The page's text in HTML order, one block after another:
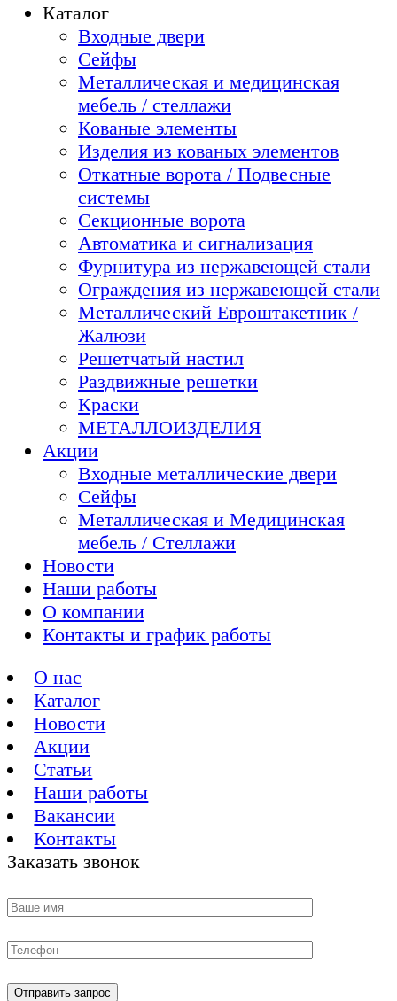
Каталог
Входные двери
Сейфы
Металлическая и медицинская
мебель / стеллажи
Кованые элементы
Изделия из кованых элементов
Откатные ворота / Подвесные
системы
Секционные ворота
Автоматика и сигнализация
Фурнитура из нержавеющей стали
Ограждения из нержавеющей стали
Металлический Евроштакетник /
Жалюзи
Решетчатый настил
Раздвижные решетки
Краски
МЕТАЛЛОИЗДЕЛИЯ
Акции
Входные металлические двери
Сейфы
Металлическая и Медицинская
мебель / Стеллажи
Новости
Наши работы
О компании
Контакты и график работы
О нас
Каталог
Новости
Акции
Статьи
Наши работы
Вакансии
Контакты
Заказать звонок